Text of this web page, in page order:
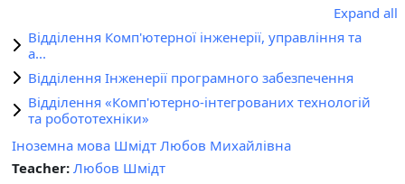
Expand all
Відділення Комп'ютерної інженерії, управління та
а...
Відділення Інженерії програмного забезпечення
Відділення «Комп'ютерно-інтегрованих технологій
та робототехніки»
Іноземна мова Шмідт Любов Михайлівна
Teacher: Любов Шмідт